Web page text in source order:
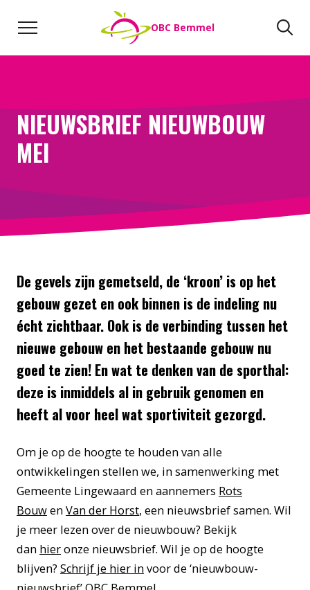
OBC Bemmel
Direct naar: Werken bij We helpen je opweg
NIEUWSBRIEF NIEUWBOUW
MEI
De gevels zijn gemetseld, de ‘kroon’ is op het
gebouw gezet en ook binnen is de indeling nu
écht zichtbaar. Ook is de verbinding tussen het
nieuwe gebouw en het bestaande gebouw nu
goed te zien! En wat te denken van de sporthal:
deze is inmiddels al in gebruik genomen en
heeft al voor heel wat sportiviteit gezorgd.
Om je op de hoogte te houden van alle
ontwikkelingen stellen we, in samenwerking met
Gemeente Lingewaard en aannemers Rots
BouwenVan der Horst, een nieuwsbrief samen. Wil
je meer lezen over de nieuwbouw? Bekijk
dan hieronze nieuwsbrief. Wil je op de hoogte
blijven? Schrijf je hier invoor de ‘nieuwbouw-